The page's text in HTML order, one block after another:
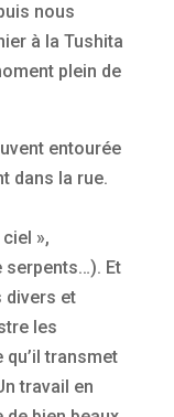
nous
à la Tushita
plein de
entourée
dans la rue.
»,
serpents…). Et
divers et
les
transmet
travail en